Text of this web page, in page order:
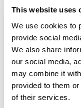
This website uses
We use cookies to
provide social
We also share
our social media,
may combine it
provided to them
of their services.
Soyez